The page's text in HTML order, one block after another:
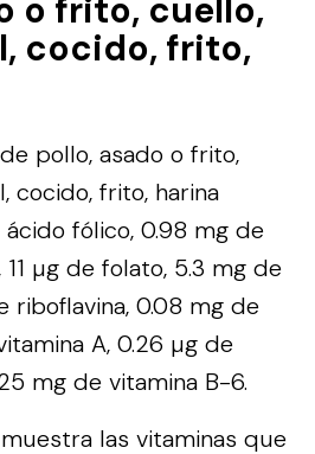
o frito, cuello,
cocido, frito,
pollo, asado o frito,
cocido, frito, harina
fólico, 0.98 mg de
µg de folato, 5.3 mg de
riboflavina, 0.08 mg de
A, 0.26 µg de
mg de vitamina B-6.
las vitaminas que